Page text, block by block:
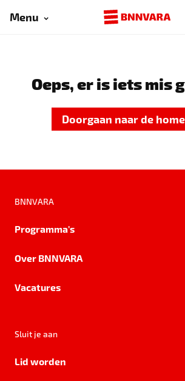
Menu
Oeps, er is iets mis
Doorgaan naar de
BNNVARA
Programma's
Over BNNVARA
Vacatures
Sluit je aan
Lid worden